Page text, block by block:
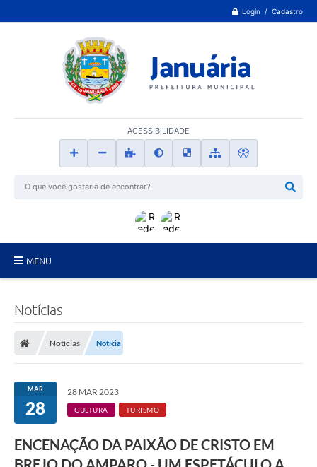
Login / Cadastro
ACESSIBILIDADE
MENU
Secretarias
Tributos
Contratos
Notícias
Notícias Notícia
MAR
28
28 MAR 2023
CULTURA TURISMO
ENCENAÇÃO DA PAIXÃO DE CRISTO EM